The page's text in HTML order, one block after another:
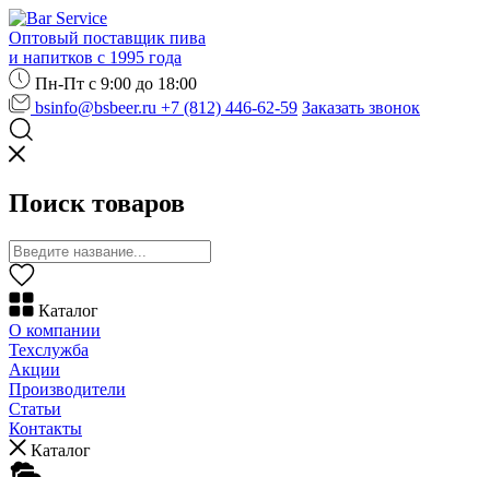
Оптовый поставщик пива
и напитков с 1995 года
Пн-Пт с 9:00 до 18:00
bsinfo@bsbeer.ru +7 (812) 446-62-59 Заказать звонок
Поиск товаров
Каталог
О компании
Техслужба
Акции
Производители
Статьи
Контакты
Каталог